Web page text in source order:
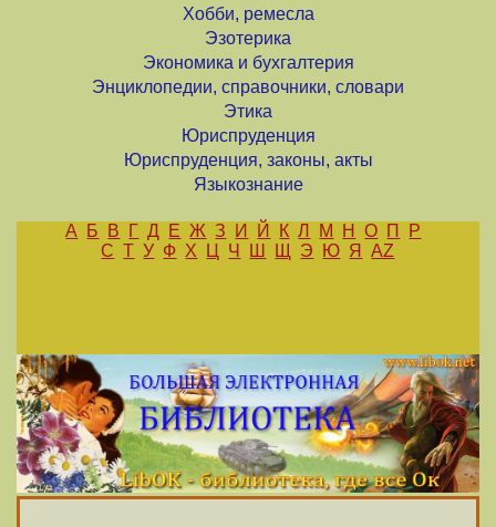
Хобби, ремесла
Эзотерика
Экономика и бухгалтерия
Энциклопедии, справочники, словари
Этика
Юриспруденция
Юриспруденция, законы, акты
Языкознание
А Б В Г Д Е Ж З И Й К Л М Н О П
Р
С Т У Ф Х Ц Ч Ш Щ Э Ю Я AZ